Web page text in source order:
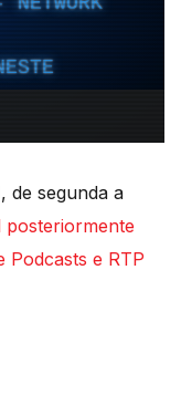
de segunda a
posteriormente
Podcasts e RTP